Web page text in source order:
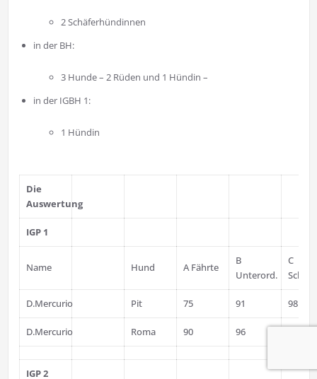
2 Schäferhündinnen
in der BH:
3 Hunde – 2 Rüden und 1 Hündin –
in der IGBH 1:
1 Hündin
Die
Auswertung
IGP 1
Name Hund A Fährte
B
Unterord.
C
D.Mercurio Pit 75 91 98
D.Mercurio Roma 90 96
IGP 2